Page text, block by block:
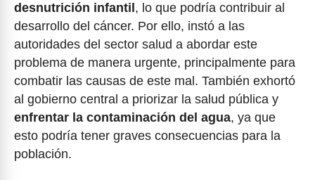
desnutrición infantil , lo que podría contribuir al
desarrollo del cáncer. Por ello, instó a las
autoridades del sector salud a abordar este
problema de manera urgente, principalmente para
combatir las causas de este mal. También exhortó
al gobierno central a priorizar la salud pública y
enfrentar la contaminación del agua, ya que
esto podría tener graves consecuencias para la
población.